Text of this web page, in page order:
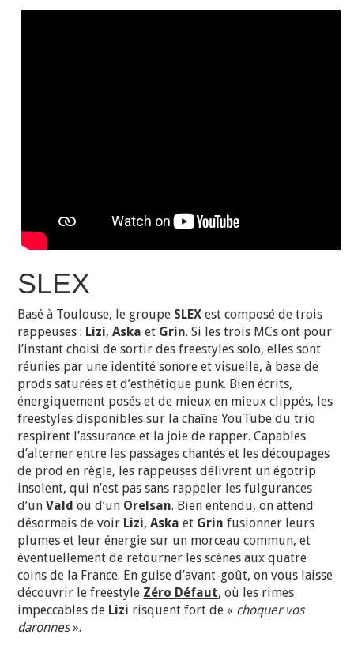
SLEX
Basé à Toulouse, le groupe SLEX est composé de trois
rappeuses : Lizi,Aska et Grin. Si les trois MCs ont pour
l’instant choisi de sortir des freestyles solo, elles sont
réunies par une identité sonore et visuelle, à base de
prods saturées et d’esthétique punk. Bien écrits,
énergiquement posés et de mieux en mieux clippés, les
freestyles disponibles sur la chaîne YouTube du trio
respirent l’assurance et la joie de rapper. Capables
d’alterner entre les passages chantés et les découpages
de prod en règle, les rappeuses délivrent un égotrip
insolent, qui n’est pas sans rappeler les fulgurances
d’unVald ou d’un Orelsan. Bien entendu, on attend
désormais de voir Lizi,Aska et Grin fusionner leurs
plumes et leur énergie sur un morceau commun, et
éventuellement de retourner les scènes aux quatre
coins de la France. En guise d’avant-goût, on vous laisse
découvrir le freestyle Zéro Défaut, où les rimes
impeccables de Lizi risquent fort de « choquer vos
daronnes».